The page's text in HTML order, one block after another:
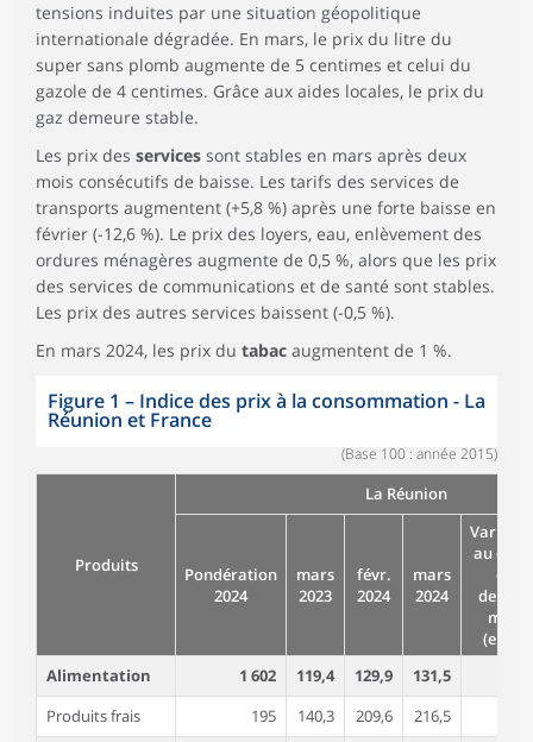
tensions induites par une situation géopolitique
internationale dégradée. En mars, le prix du litre du
super sans plomb augmente de 5 centimes et celui du
gazole de 4 centimes. Grâce aux aides locales, le prix du
gaz demeure stable.
Les prix des services sont stables en mars après deux
mois consécutifs de baisse. Les tarifs des services de
transports augmentent (+5,8 %) après une forte baisse en
février (-12,6 %). Le prix des loyers, eau, enlèvement des
ordures ménagères augmente de 0,5 %, alors que les prix
des services de communications et de santé sont stables.
Les prix des autres services baissent (-0,5 %).
En mars 2024, les prix du tabac augmentent de 1 %.
Figure 1 – Indice des prix à la consommation - La
Réunion et France
(Base 100 : année 2015)
Produits
La Réunion
Pondération
2024
mars
2023
févr.
2024
mars
2024
au
du
dernier
mois
(en %)
Alimentation
1 602 119,4 129,9 131,5
Produits frais
195 140,3 209,6 216,5